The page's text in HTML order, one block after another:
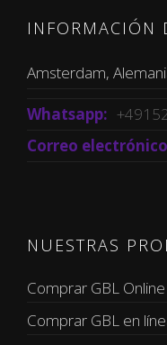
INFORMACIÓN
Amsterdam,
Whatsapp:
Correo
NUESTRAS
Comprar GBL Online
Comprar GBL en